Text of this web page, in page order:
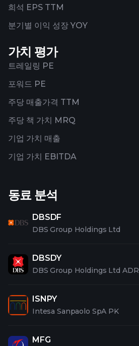
희석 EPS TTM
분기별 이익 성장 YOY
가치 평가
트레일링 PE
포워드 PE
주당 매출가격 TTM
주당 책 가치 MRQ
기업 가치 매출
기업 가치 EBITDA
동료 분석
DBSDF
DBS Group Holdings Ltd
DBSDY
DBS Group Holdings Ltd ADR
ISNPY
Intesa Sanpaolo SpA PK
MFG